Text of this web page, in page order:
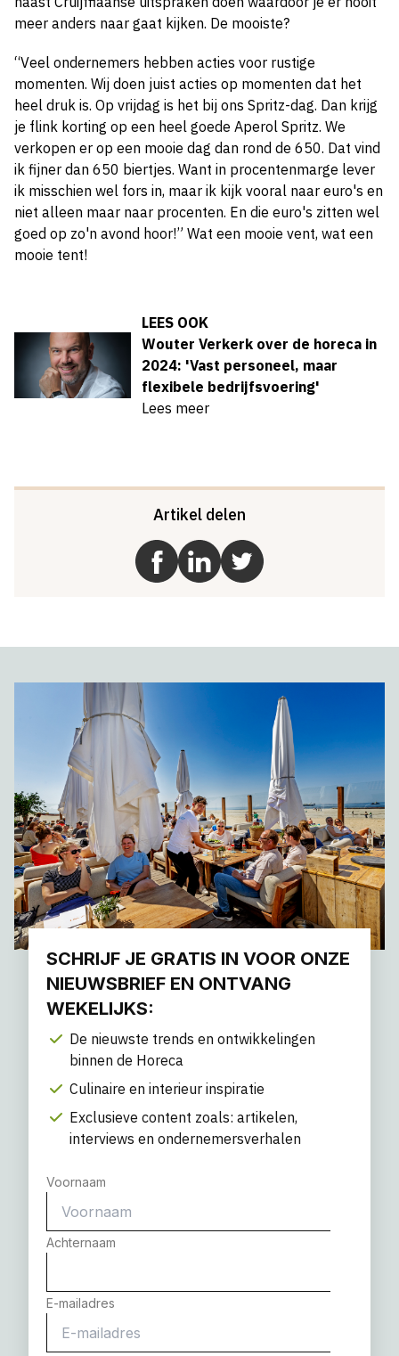
meer anders naar gaat kijken. De mooiste?
“Veel ondernemers hebben acties voor rustige
momenten. Wij doen juist acties op momenten dat het
heel druk is. Op vrijdag is het bij ons Spritz-dag. Dan krijg
je flink korting op een heel goede Aperol Spritz. We
verkopen er op een mooie dag dan rond de 650. Dat vind
ik fijner dan 650 biertjes. Want in procentenmarge lever
ik misschien wel fors in, maar ik kijk vooral naar euro's en
niet alleen maar naar procenten. En die euro's zitten wel
goed op zo'n avond hoor!” Wat een mooie vent, wat een
mooie tent!
LEES OOK
Wouter Verkerk over de horeca in
2024: 'Vast personeel, maar
flexibele bedrijfsvoering'
Lees meer
Artikel delen
SCHRIJF JE GRATIS IN VOOR ONZE
NIEUWSBRIEF EN ONTVANG
WEKELIJKS:
De nieuwste trends en ontwikkelingen
binnen de Horeca
Culinaire en interieur inspiratie
Exclusieve content zoals: artikelen,
interviews en ondernemersverhalen
Voornaam
Achternaam
E-mailadres